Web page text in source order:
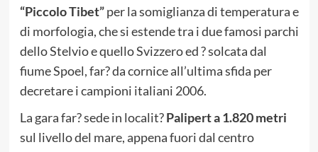
“Piccolo Tibet”per la somiglianza di temperatura e
di morfologia, che si estende tra i due famosi parchi
dello Stelvio e quello Svizzero ed ? solcata dal
fiume Spoel, far? da cornice all’ultima sfida per
decretare i campioni italiani 2006.
La gara far? sede in localit?Paliperta 1.820 metri
sul livello del mare, appena fuori dal centro